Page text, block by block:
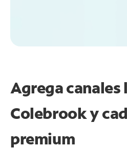
Agrega canales
Colebrook y
premium